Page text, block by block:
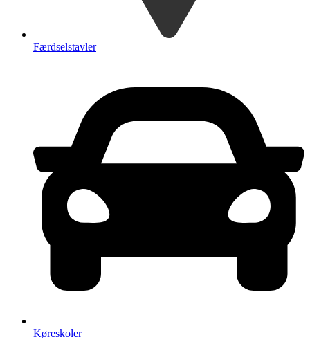
Færdselstavler
Køreskoler